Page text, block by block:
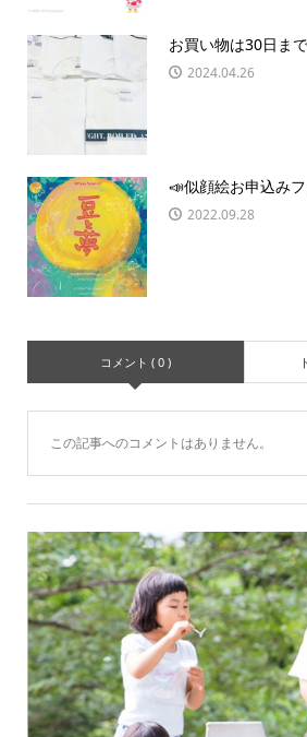
お買い物は30日ま
2024.04.26
📣似顔絵お申込み
2022.09.28
コメント ( 0 )
この記事へのコメントはありません。